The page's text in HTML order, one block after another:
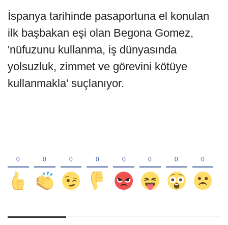
İspanya tarihinde pasaportuna el konulan
ilk başbakan eşi olan Begona Gomez,
'nüfuzunu kullanma, iş dünyasında
yolsuzluk, zimmet ve görevini kötüye
kullanmakla' suçlanıyor.